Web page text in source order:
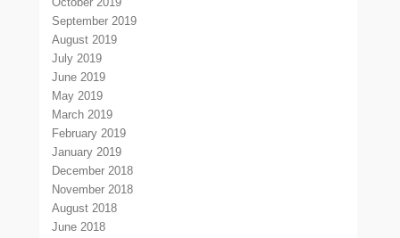
September 2019
August 2019
July 2019
June 2019
May 2019
March 2019
February 2019
January 2019
December 2018
November 2018
August 2018
June 2018